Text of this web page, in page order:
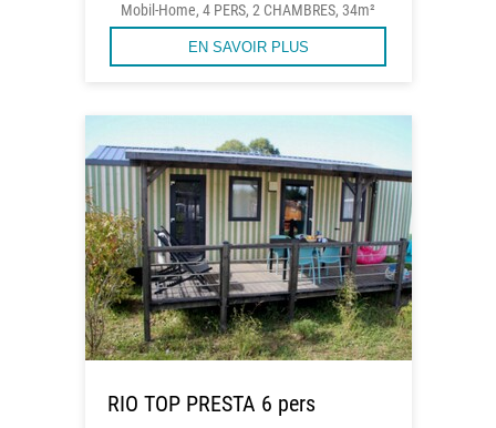
Mobil-Home, 4 PERS, 2 CHAMBRES, 34m²
EN SAVOIR PLUS
RIO TOP PRESTA 6 pers